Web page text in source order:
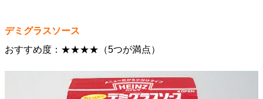
デミグラスソース
おすすめ度：★★★★（5つが満点）